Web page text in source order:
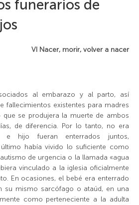
funerarios de
VI Nacer, morir, volver a nacer
al embarazo y al parto, así
fallecimientos existentes para madres
se produjera la muerte de ambos
de diferencia. Por lo tanto, no era
e hijo fueran enterrados juntos,
había vivido lo suficiente como
de urgencia o la llamada «agua
vinculado a la iglesia oficialmente
En ocasiones, el bebé era enterrado
su mismo sarcófago o ataúd, en una
como perteneciente a la adulta